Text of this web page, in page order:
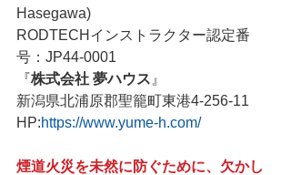
Hasegawa)
RODTECHインストラクター認定番
号：JP44-0001
『株式会社 夢ハウス 』
新潟県北浦原郡聖籠町東港4-256-11
HP:https://www.yume-h.com/
煙道火災を未然に防ぐために、欠かし